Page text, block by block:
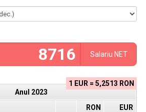
Salariu NET
1 EUR = 5,2513 RON
Anul 2023
RON
EUR